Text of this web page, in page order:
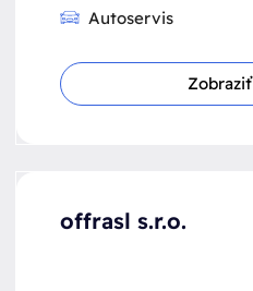
Autoservis
offrasl s.r.o.